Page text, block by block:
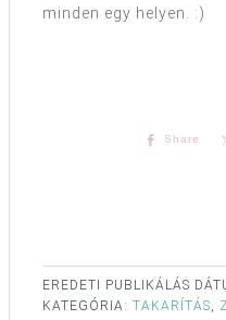
minden egy helyen. :)
Share
EREDETI PUBLIKÁLÁS
KATEGÓRIA: TAKARÍTÁS,